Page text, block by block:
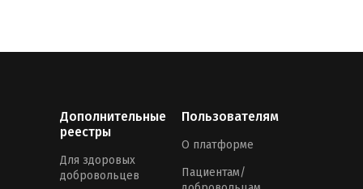
Дополнительные
реестры
Для здоровых
добровольцев
Пользователям
О платформе
Пациентам/